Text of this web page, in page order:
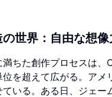
世界：自由な想
満ちた創作プロセスは
を超えて広がる。アメ
ている。ある日、ジェー